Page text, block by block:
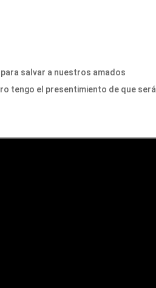
salvar a nuestros amados
tengo el presentimiento de que será